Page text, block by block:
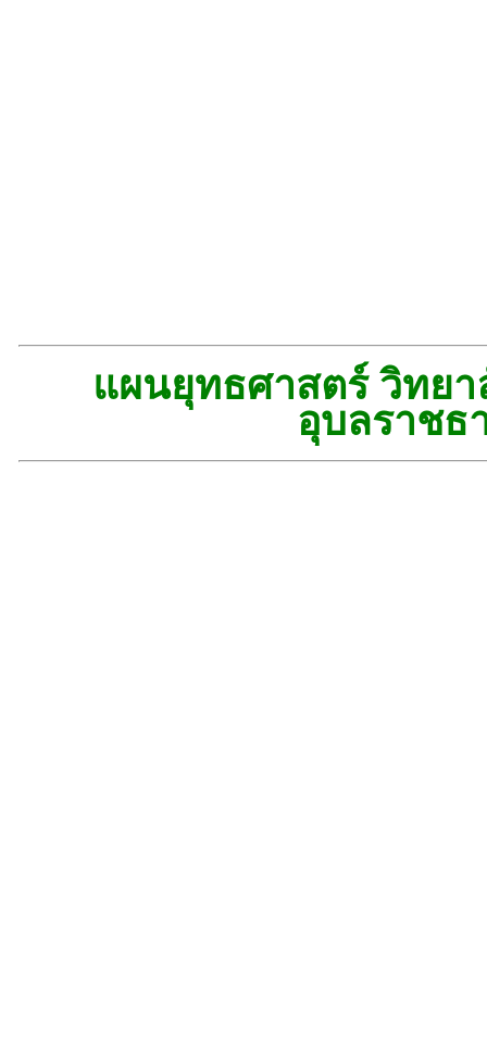
แผนยุทธศาสตร์ วิทย
อุบลราชธ